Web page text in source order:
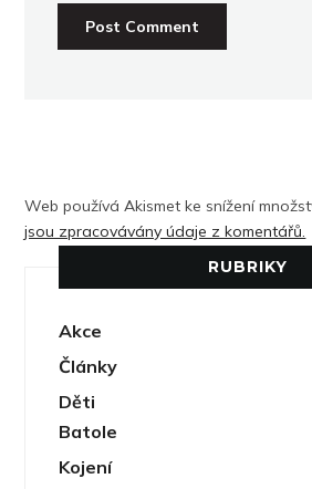
Web používá Akismet ke snížení
jsou zpracovávány údaje z komentářů.
RUBRIKY
Akce
Články
Děti
Batole
Kojení